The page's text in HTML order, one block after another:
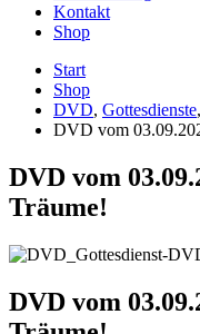
Kontakt
Shop
Start
Shop
DVD, Gottesdienste,
DVD vom
DVD vom
Träume!
DVD vom